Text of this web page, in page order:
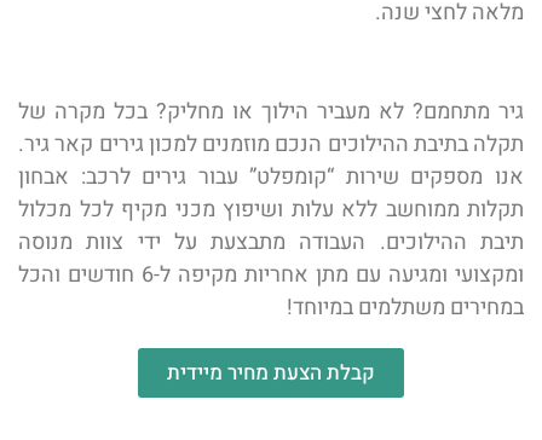
מלאה לחצי שנה.
גיר מתחמם? לא מעביר הילוך או מחליק? בכל מקרה של
תקלה בתיבת ההילוכים הנכם מוזמנים למכון גירים קאר גיר.
אנו מספקים שירות “קומפלט” עבור גירים לרכב: אבחון
תקלות ממוחשב ללא עלות ושיפוץ מכני מקיף לכל מכלול
תיבת ההילוכים. העבודה מתבצעת על ידי צוות מנוסה
ומקצועי ומגיעה עם מתן אחריות מקיפה ל-6 חודשים והכל
במחירים משתלמים במיוחד!
קבלת הצעת מחיר מיידית